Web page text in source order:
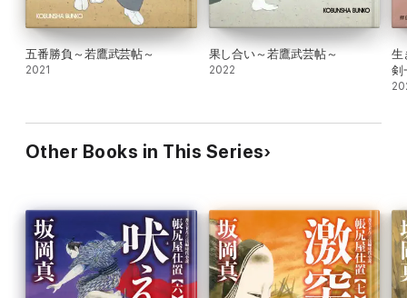
五番勝負～若鷹武芸帖～
2021
果し合い～若鷹武芸帖～
2022
生
剣
Other Books in This Series